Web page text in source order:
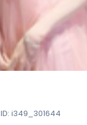
ID: i349_301644